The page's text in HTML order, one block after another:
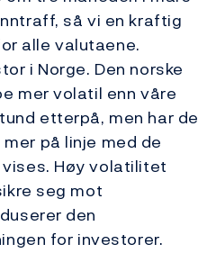
så vi en kraftig
alle valutaene.
i Norge. Den norske
mer volatil enn våre
etterpå, men har de
på linje med de
Høy volatilitet
seg mot
den
for investorer.